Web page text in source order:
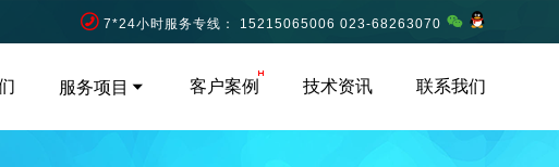
7*24小时服务专线： 15215065006 023-68263070
联系我们
技术资讯
客户案例
服务项目